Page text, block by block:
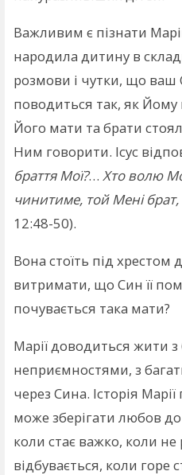
Важливим є пізнати
народила дитину в
розмови і чутки, що ваш
поводиться так, як
Його мати та брати
Ним говорити. Ісус
браття Мої?… Хто волю
чинитиме, той Мені брат,
12:48-50).
Вона стоїть під хрестом
витримати, що Син її
почувається така мати?
Марії доводиться жити з
неприємностями, з
через Сина. Історія
може зберігати любов
коли стає важко, коли не
відбувається, коли горе